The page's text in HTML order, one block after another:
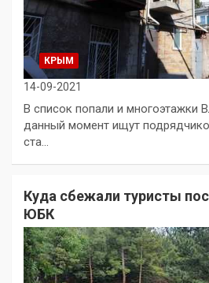
КРЫМ
14-09-2021
В список попали и многоэтажки
данный момент ищут
ста…
Куда сбежали туристы
ЮБК